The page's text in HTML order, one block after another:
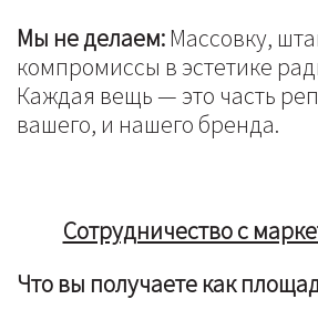
Мы не делаем: Массовку,
компромиссы в эстетике
Каждая вещь — это часть
вашего, и нашего бренда.
Сотрудничество с
Что вы получаете как